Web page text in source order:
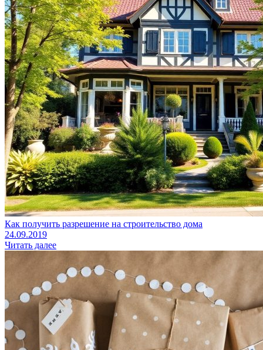
Как получить разрешение на строительство дома
24.09.2019
Читать далее